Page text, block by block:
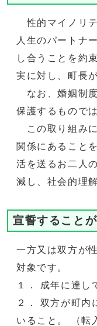
性的マイノリ
人生のパートナ
し合うことを約
実に対し、町長
なお、婚姻制
保護するもので
この取り組み
関係にあること
活を送るお二人
減し、社会的理
宣誓すること
一方又は双方が
対象です。
１． 成年に達し
２． 双方が町内
いること。 （転